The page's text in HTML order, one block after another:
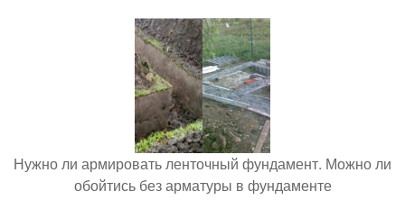
Нужно ли армировать ленточный фундамент. Можно ли
обойтись без арматуры в фундаменте